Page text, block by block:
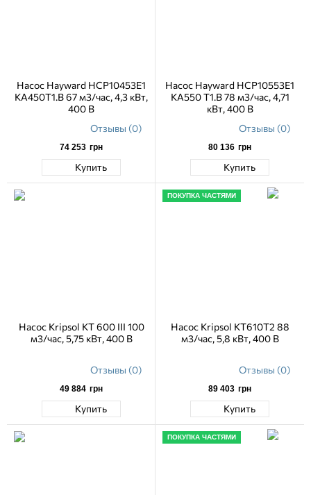
Насос Hayward HCP10453E1
KA450T1.B 67 м3/час, 4,3 кВт,
400 В
Отзывы (0)
74 253 грн
Купить
Насос Hayward HCP10553E1
KA550 T1.B 78 м3/час, 4,71
кВт, 400 В
Отзывы (0)
80 136 грн
Купить
Насос Kripsol KT 600 III 100
м3/час, 5,75 кВт, 400 В
Отзывы (0)
49 884 грн
Купить
ПОКУПКА ЧАСТЯМИ
Насос Kripsol KT610T2 88
м3/час, 5,8 кВт, 400 В
Отзывы (0)
89 403 грн
Купить
ПОКУПКА ЧАСТЯМИ